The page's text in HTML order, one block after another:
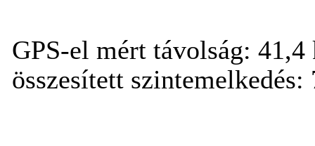
GPS-el mért távolság:
összesített szintemelkedés: